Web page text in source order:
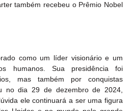
também recebeu o Prêmio Nobel
como um líder visionário e um
humanos. Sua presidência foi
mas também por conquistas
no dia 29 de dezembro de 2024,
ele continuará a ser uma figura